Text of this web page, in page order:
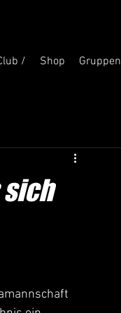
/ Shop Gruppen
sich